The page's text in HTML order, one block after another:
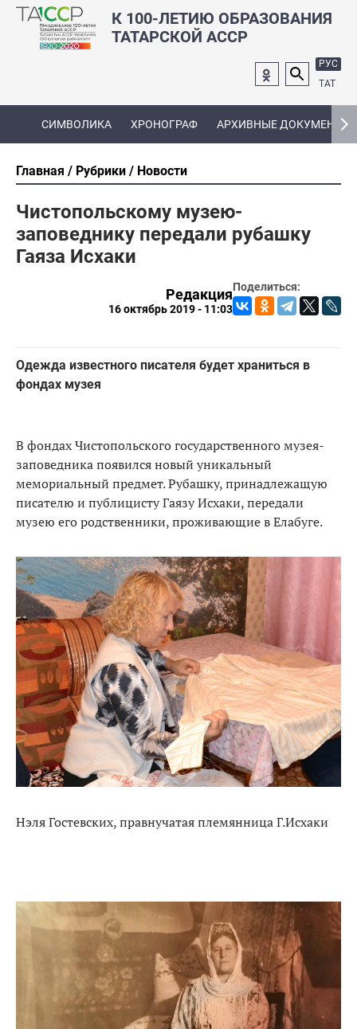
К 100-ЛЕТИЮ ОБРАЗОВАНИЯ
ТАТАРСКОЙ АССР
РУС
ТАТ
СИМВОЛИКА ХРОНОГРАФ АРХИВНЫЕ ДОКУМЕНТЫ
Главная Рубрики Новости
Чистопольскому музею-
заповеднику передали рубашку
Гаяза Исхаки
Поделиться:
Редакция
16 октябрь 2019 - 11:03
Одежда известного писателя будет храниться в
фондах музея
В фондах Чистопольского государственного музея-
заповедника появился новый уникальный
мемориальный предмет. Рубашку, принадлежащую
писателю и публицисту Гаязу Исхаки, передали
музею его родственники, проживающие в Елабуге.
Нэля Гостевских, правнучатая племянница Г.Исхаки